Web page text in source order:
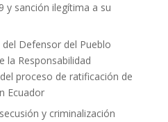
y sanción ilegítima a su
Defensor del Pueblo
la Responsabilidad
proceso de ratificación de
Ecuador
y criminalización